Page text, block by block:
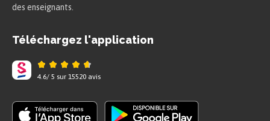
2 septembre.
chargé de proclamer la République et de
Conséquence : 34 départements sont
des enseignants.
Téléchargez l'application
4.6/ 5 sur 15520 avis